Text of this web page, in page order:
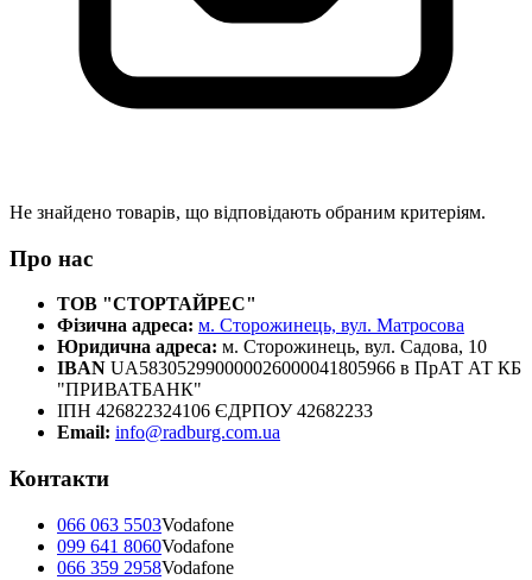
Не знайдено товарів, що відповідають обраним критеріям.
Про нас
ТОВ "СТОРТАЙРЕС"
Фізична адреса: м. Сторожинець, вул. Матросова
Юридична адреса: м. Сторожинець, вул. Садова, 10
IBAN UA583052990000026000041805966 в ПрАТ АТ КБ
"ПРИВАТБАНК"
ІПН 426822324106 ЄДРПОУ 42682233
Email: info@radburg.com.ua
Контакти
066 063 5503Vodafone
099 641 8060Vodafone
066 359 2958Vodafone